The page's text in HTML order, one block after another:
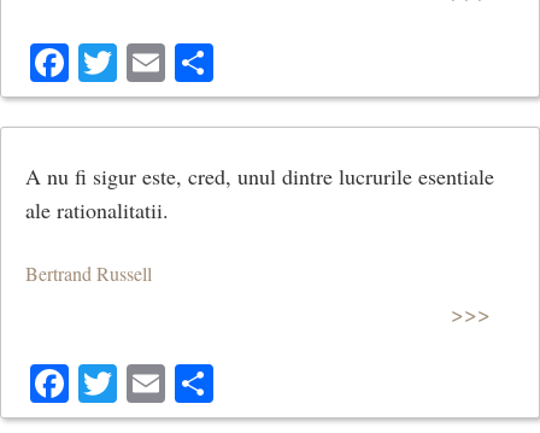
Facebook
Twitter
Email
A nu fi sigur este, cred, unul dintre lucrurile esentiale
ale rationalitatii.
Bertrand Russell
>>>
Facebook
Twitter
Email